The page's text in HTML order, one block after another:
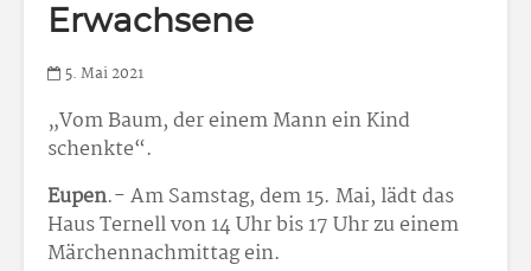
Erwachsene
5. Mai 2021
„Vom Baum, der einem Mann ein Kind
schenkte“.
Eupen.- Am Samstag, dem 15. Mai, lädt das
Haus Ternell von 14 Uhr bis 17 Uhr zu einem
Märchennachmittag ein.